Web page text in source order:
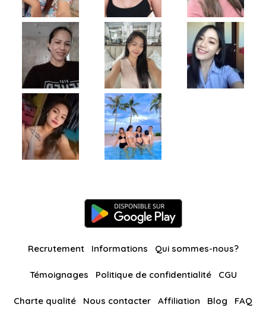
Recrutement Informations Qui sommes-nous?
Témoignages Politique de confidentialité CGU
Charte qualité Nous contacter Affiliation Blog FAQ